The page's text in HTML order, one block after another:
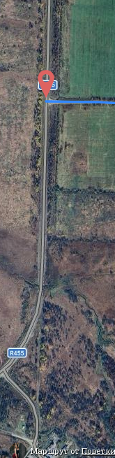
Маршрут от